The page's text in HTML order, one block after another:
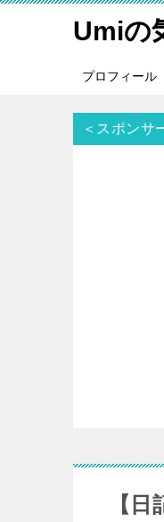
Umiの
プロフィール
＜スポンサ
【